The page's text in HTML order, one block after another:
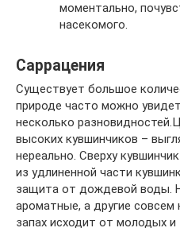
моментально,
насекомого.
Саррацения
Существует большое
природе часто можно
несколько
высоких кувшинчиков –
нереально. Сверху
из удлиненной части
защита от дождевой воды.
ароматные, а другие совсем
запах исходит от молодых